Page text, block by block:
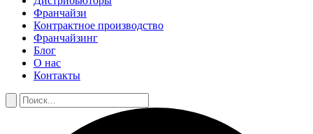
Франчайзи
Контрактное производство
Франчайзинг
Блог
О нас
Контакты